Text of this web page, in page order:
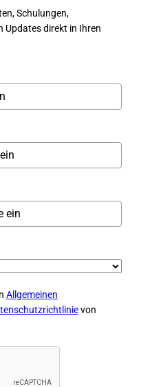
Schulungen,
Updates direkt in Ihren
Allgemeinen
von